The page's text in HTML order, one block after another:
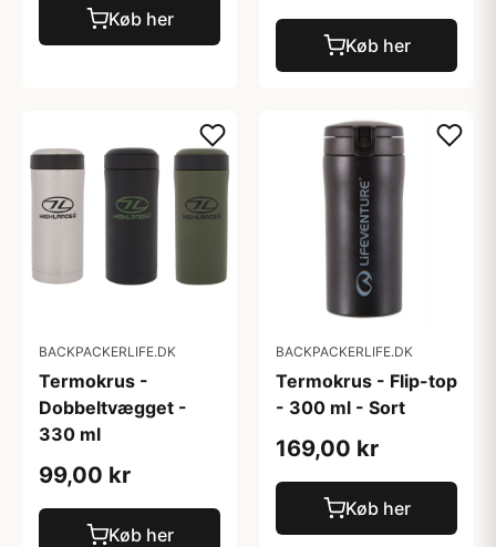
Køb her
Køb her
BACKPACKERLIFE.DK
Termokrus -
Dobbeltvægget -
330 ml
99,00 kr
Køb her
BACKPACKERLIFE.DK
Termokrus - Flip-top
- 300 ml - Sort
169,00 kr
Køb her